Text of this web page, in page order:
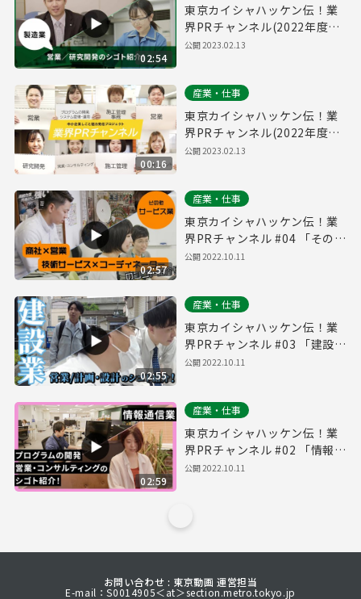
02:54
東京カイシャハッケン伝！業
界PRチャンネル(2022年度
Vol.2) #01 「製造業」
公開2023.02.13
00:16
産業・仕事
東京カイシャハッケン伝！業
界PRチャンネル(2022年度
Vol.2) 15秒CM
公開2023.02.13
02:57
産業・仕事
東京カイシャハッケン伝！業
界PRチャンネル #04 「その他
サービス業」
公開2022.10.11
02:55
産業・仕事
東京カイシャハッケン伝！業
界PRチャンネル #03 「建設
業・不動産業」
公開2022.10.11
02:59
産業・仕事
東京カイシャハッケン伝！業
界PRチャンネル #02 「情報通
信業」
公開2022.10.11
お問い合わせ : 東京動画 運営担当
E-mail：S0014905＜at＞section.metro.tokyo.jp